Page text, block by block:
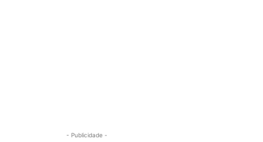
- Publicidade -